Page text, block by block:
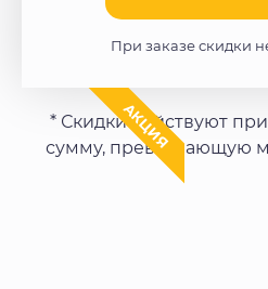
При заказе скидки
АКЦИЯ
* Скидки действуют
сумму, превышающую